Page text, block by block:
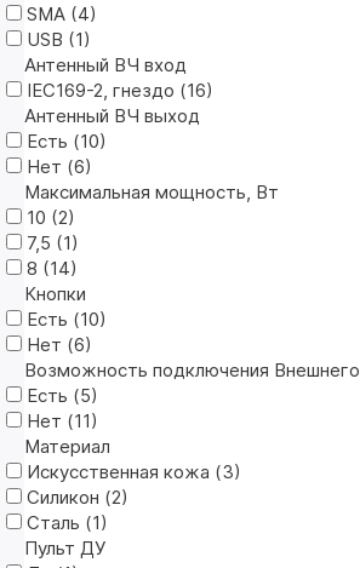
SMA (4)
USB (1)
Антенный ВЧ вход
IEC169-2, гнездо (16)
Антенный ВЧ выход
Есть (10)
Нет (6)
Максимальная мощность, Вт
10 (2)
7,5 (1)
8 (14)
Кнопки
Есть (10)
Нет (6)
Возможность подключения
Есть (5)
Нет (11)
Материал
Искусственная кожа (3)
Силикон (2)
Сталь (1)
Пульт ДУ